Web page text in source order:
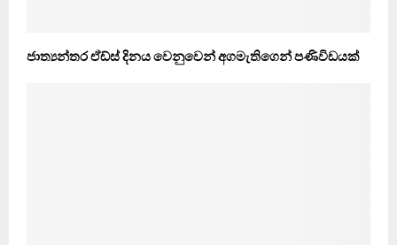
ජාත්‍යන්තර ඒඩ්ස් දිනය වෙනුවෙන් අගමැතිගෙන් පණිවිඩයක්